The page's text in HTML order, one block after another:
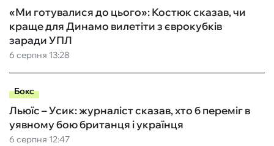
6 серпня 13:28
«Ми готувалися до цього»: Костюк сказав, чи
краще для Динамо вилетіти з єврокубків
заради УПЛ
Бокс
6 серпня 12:47
Льюїс – Усик: журналіст сказав, хто б переміг в
уявному бою британця і українця